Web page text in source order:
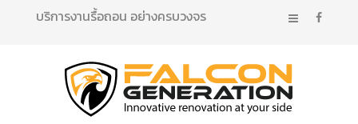
บริการงานรื้อถอน อย่างครบวงจร